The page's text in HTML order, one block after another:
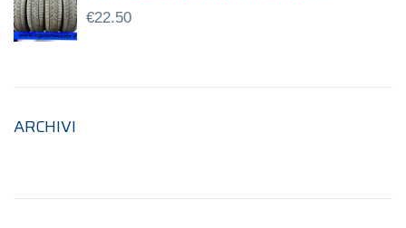
€22.50
ARCHIVI